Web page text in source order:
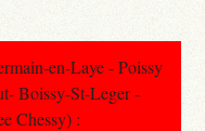
en-Laye - Poissy
Boissy-St-Leger -
Chessy) :